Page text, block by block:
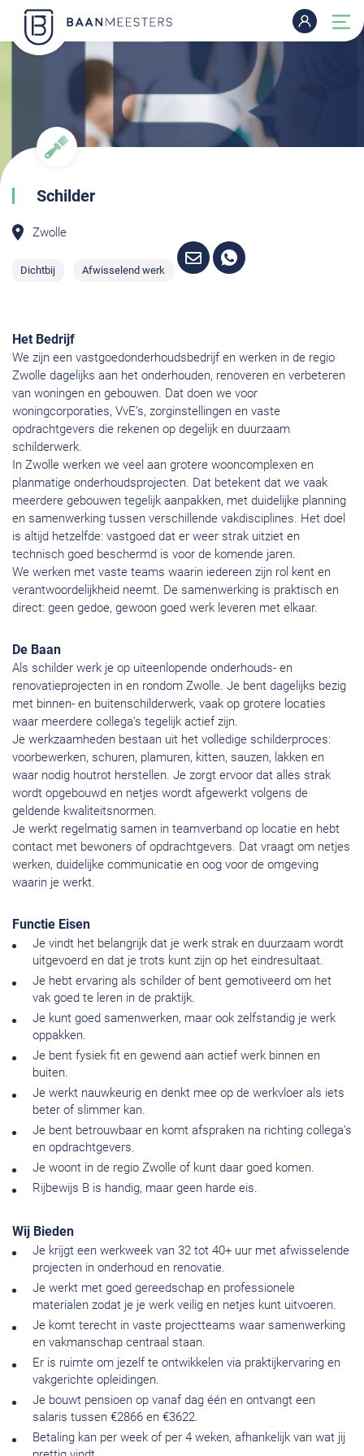
Schilder
Zwolle
Dichtbij Afwisselend werk
Het Bedrijf
We zijn een vastgoedonderhoudsbedrijf en werken in de regio
Zwolle dagelijks aan het onderhouden, renoveren en verbeteren
van woningen en gebouwen. Dat doen we voor
woningcorporaties, VvE’s, zorginstellingen en vaste
opdrachtgevers die rekenen op degelijk en duurzaam
schilderwerk.
In Zwolle werken we veel aan grotere wooncomplexen en
planmatige onderhoudsprojecten. Dat betekent dat we vaak
meerdere gebouwen tegelijk aanpakken, met duidelijke planning
en samenwerking tussen verschillende vakdisciplines. Het doel
is altijd hetzelfde: vastgoed dat er weer strak uitziet en
technisch goed beschermd is voor de komende jaren.
We werken met vaste teams waarin iedereen zijn rol kent en
verantwoordelijkheid neemt. De samenwerking is praktisch en
direct: geen gedoe, gewoon goed werk leveren met elkaar.
De Baan
Als schilder werk je op uiteenlopende onderhouds- en
renovatieprojecten in en rondom Zwolle. Je bent dagelijks bezig
met binnen- en buitenschilderwerk, vaak op grotere locaties
waar meerdere collega’s tegelijk actief zijn.
Je werkzaamheden bestaan uit het volledige schilderproces:
voorbewerken, schuren, plamuren, kitten, sauzen, lakken en
waar nodig houtrot herstellen. Je zorgt ervoor dat alles strak
wordt opgebouwd en netjes wordt afgewerkt volgens de
geldende kwaliteitsnormen.
Je werkt regelmatig samen in teamverband op locatie en hebt
contact met bewoners of opdrachtgevers. Dat vraagt om netjes
werken, duidelijke communicatie en oog voor de omgeving
waarin je werkt.
Functie Eisen
Je vindt het belangrijk dat je werk strak en duurzaam wordt
uitgevoerd en dat je trots kunt zijn op het eindresultaat.
Je hebt ervaring als schilder of bent gemotiveerd om het
vak goed te leren in de praktijk.
Je kunt goed samenwerken, maar ook zelfstandig je werk
oppakken.
Je bent fysiek fit en gewend aan actief werk binnen en
buiten.
Je werkt nauwkeurig en denkt mee op de werkvloer als iets
beter of slimmer kan.
Je bent betrouwbaar en komt afspraken na richting collega’s
en opdrachtgevers.
Je woont in de regio Zwolle of kunt daar goed komen.
Rijbewijs B is handig, maar geen harde eis.
Wij Bieden
Je krijgt een werkweek van 32 tot 40+ uur met afwisselende
projecten in onderhoud en renovatie.
Je werkt met goed gereedschap en professionele
materialen zodat je je werk veilig en netjes kunt uitvoeren.
Je komt terecht in vaste projectteams waar samenwerking
en vakmanschap centraal staan.
Er is ruimte om jezelf te ontwikkelen via praktijkervaring en
vakgerichte opleidingen.
Je bouwt pensioen op vanaf dag één en ontvangt een
salaris tussen €2866 en €3622.
Betaling kan per week of per 4 weken, afhankelijk van wat jij